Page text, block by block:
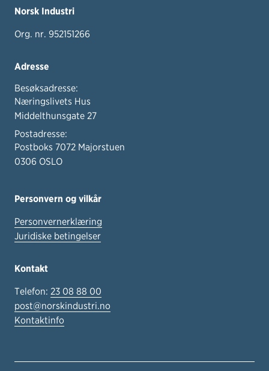
Norsk Industri
Org. nr. 952151266
Adresse
Besøksadresse:
Næringslivets Hus
Middelthunsgate 27
Postadresse:
Postboks 7072 Majorstuen
0306 OSLO
Personvern og vilkår
Personvernerklæring
Juridiske betingelser
Kontakt
Telefon: 23 08 88 00
post@norskindustri.no
Kontaktinfo